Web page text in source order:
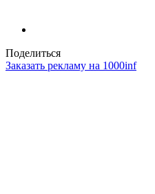
Поделиться
Заказать рекламу на 1000inf